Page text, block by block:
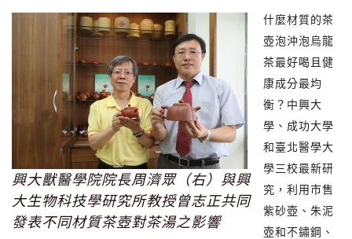
興大獸醫學院院長周濟眾（右）與興
大生物科技學研究所教授曾志正共同
發表不同材質茶壺對茶湯之影響
什麼材質的茶
壺泡沖泡烏龍
茶最好喝且健
康成分最均
衡？中興大
學、成功大學
和臺北醫學大
學三校最新研
究，利用市售
紫砂壺、朱泥
壺和不鏽鋼、